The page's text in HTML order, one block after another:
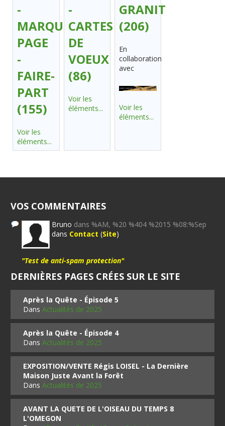
-
MARQUE-
PAGE
-
FAIRE-
PART
(155)
Voir les
éléments...
-
CARTES
DE
VOEUX
(86)
Voir les
éléments...
GRANIT
(206)
En
collaboration
avec
Voir les
éléments...
VOS COMMENTAIRES
Bruno dans %AM, %20 %404 %2015 %08:%Sep
dans Contact (Site)
"Test de anti-spam protection"
DERNIÈRES PAGES CRÉES SUR LE SITE
Après la Quête - Épisode 5
DansActualités de 2025
Après la Quête - Épisode 4
DansActualités de 2025
EXPOSITION/VENTE Régis LOISEL - La Dernière
Maison Juste Avant la Forêt
DansActualités de 2025
AVANT LA QUETE DE L'OISEAU DU TEMPS 8
L'OMEGON